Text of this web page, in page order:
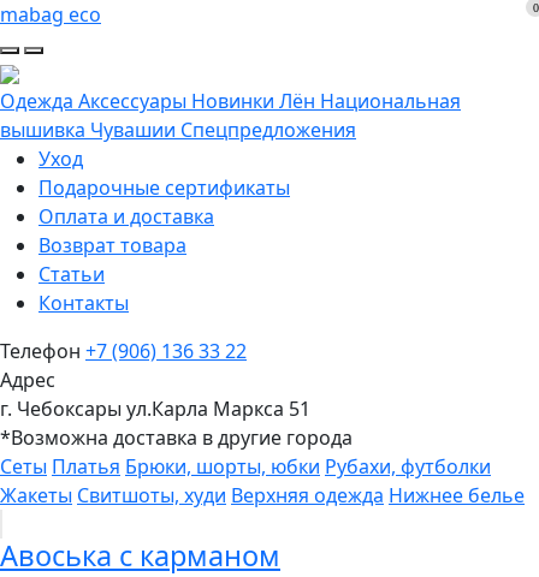
mabag eco
Одежда Аксессуары Новинки Лён Национальная
вышивка Чувашии Спецпредложения
Уход
Подарочные сертификаты
Оплата и доставка
Возврат товара
Статьи
Контакты
Телефон +7 (906) 136 33 22
Адрес
г. Чебоксары ул.Карла Маркса 51
*Возможна доставка в другие города
Сеты Платья Брюки, шорты, юбки Рубахи, футболки
Жакеты Свитшоты, худи Верхняя одежда Нижнее белье
Авоська с карманом
0